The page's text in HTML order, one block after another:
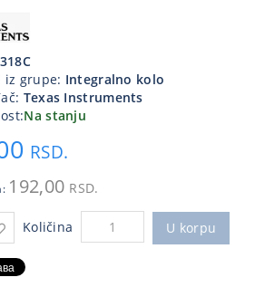
iz grupe: Integralno kolo
Texas Instruments
Na stanju
RSD.
192,00 RSD.
Količina U korpu